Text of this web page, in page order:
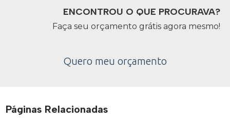
ENCONTROU O QUE PROCURAVA?
Faça seu orçamento grátis agora mesmo!
Quero meu orçamento
Páginas Relacionadas